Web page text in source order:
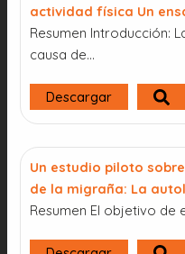
actividad física Un
Resumen Introducción:
causa de...
Descargar
Un estudio piloto
de la migraña: La
Resumen El objetivo de